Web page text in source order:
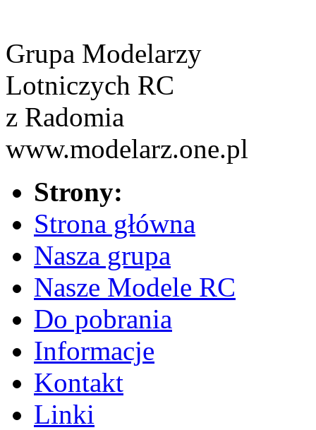
Grupa Modelarzy
Lotniczych RC
z Radomia
www.modelarz.one.pl
Strony:
Strona główna
Nasza grupa
Nasze Modele RC
Do pobrania
Informacje
Kontakt
Linki